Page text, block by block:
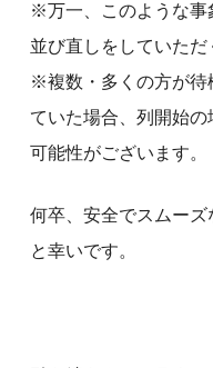
※万一、このような事
並び直しをしていただ
※複数・多くの方が待
ていた場合、列開始の
可能性がございます。
何卒、安全でスムー
と幸いです。